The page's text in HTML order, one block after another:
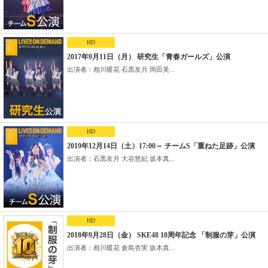
HD
2017年9月11日（月） 研究生「青春ガールズ」公演
出演者：相川暖花 石黒友月 岡田美...
HD
2019年12月14日（土）17:00～ チームS「重ねた足跡」公演
出演者：石黒友月 大谷悠妃 坂本真...
HD
2018年9月28日（金） SKE48 10周年記念 「制服の芽」公演
出演者：相川暖花 倉島杏実 坂本真...